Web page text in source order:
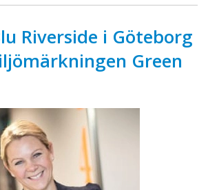
Riverside i Göteborg
Green